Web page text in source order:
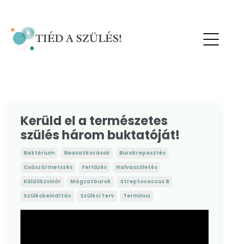
Kerüld el a természetes
szülés három buktatóját!
Baktérium Beavatkozások
Burokrepesztés
Császármetszés
Fertőzés
Halvaszületés
Köldökzsinór
Magzatburok
Streptococcus B
Szülésbeindítás
Szülési Terv Terminus